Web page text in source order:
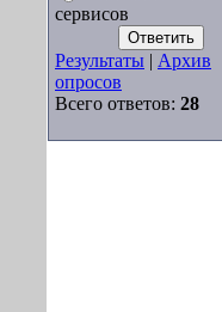
сервисов
Результаты | Архив
опросов
Всего ответов: 28